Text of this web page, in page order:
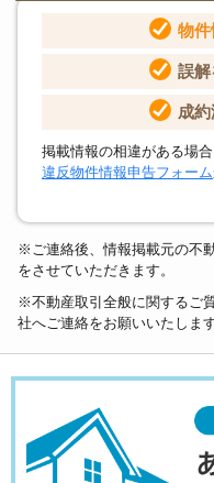
物
誤解
成
掲載情報の相違がある場合
違反物件情報申告フォーム
※ご連絡後、情報掲載元の不
をさせていただきます。
※不動産取引全般に関するご
社へご連絡をお願いいたします